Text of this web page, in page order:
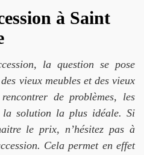
à Saint
la question se pose
vieux meubles et des vieux
de problèmes, les
la solution la plus idéale. Si
le prix, n’hésitez pas à
Cela permet en effet